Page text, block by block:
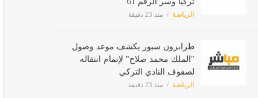
الرياضة منذ 23 دقيقة
"الملك محمد صلاح" لإتمام انتقاله
لصفوف النادي التركي
الرياضة